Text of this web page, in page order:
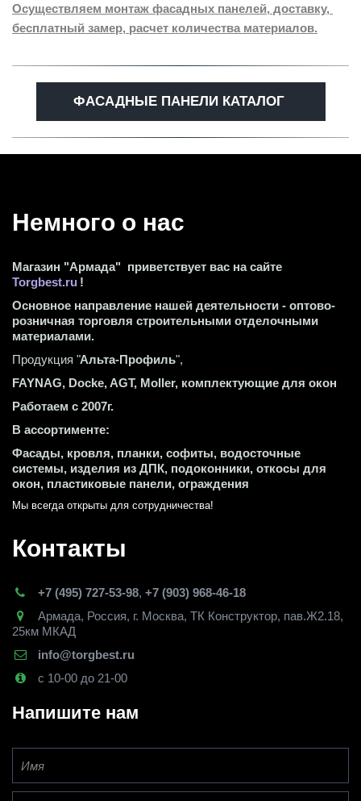
Осуществляем монтаж фасадных панелей, доставку,
бесплатный замер, расчет количества материалов.
ФАСАДНЫЕ ПАНЕЛИ КАТАЛОГ
Немного о нас
Магазин "Армада"  приветствует вас на сайте
Torgbest.ru !
Основное направление нашей деятельности - оптово-
розничная торговля строительными отделочными
материалами.
Продукция "Альта-Профиль",
FAYNAG, Docke, AGT, Moller, комплектующие для окон
Работаем с 2007г.
В ассортименте:
Фасады, кровля, планки, софиты, водосточные
системы, изделия из ДПК, подоконники, откосы для
окон, пластиковые панели, ограждения
Мы всегда открыты для сотрудничества!
Контакты
+7 (495) 727-53-98, +7 (903) 968-46-18
Армада, Россия, г. Москва, ТК Конструктор, пав.Ж2.18,
25км МКАД
info@torgbest.ru
с 10-00 до 21-00
Напишите нам